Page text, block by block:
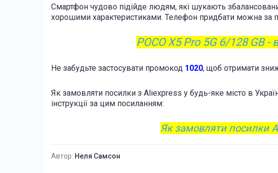
Смартфон чудово підійде людям, які шукають
хорошими характеристиками. Телефон придбати можна за
POCO X5 Pro 5G 6/128 GB -
Не забудьте застосувати промокод 1020, щоб отримати
Як замовляти посилки з Aliexpress у будь-яке місто в
інструкції за цим посиланням:
Як замовляти посилки
Автор: Неля Самсон